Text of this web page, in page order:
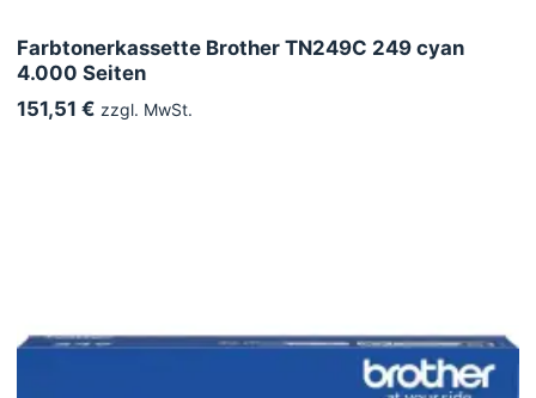
Farbtonerkassette Brother TN249C 249 cyan
4.000 Seiten
151,51 € zzgl. MwSt.